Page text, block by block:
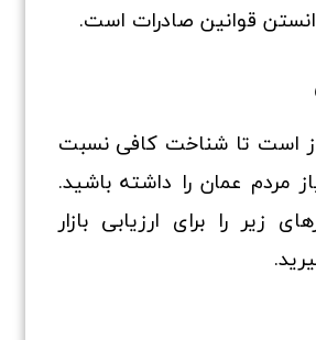
قوانین صادرات است.
است تا شناخت کافی نسبت
مردم عمان را داشته باشید.
زیر را برای ارزیابی بازار